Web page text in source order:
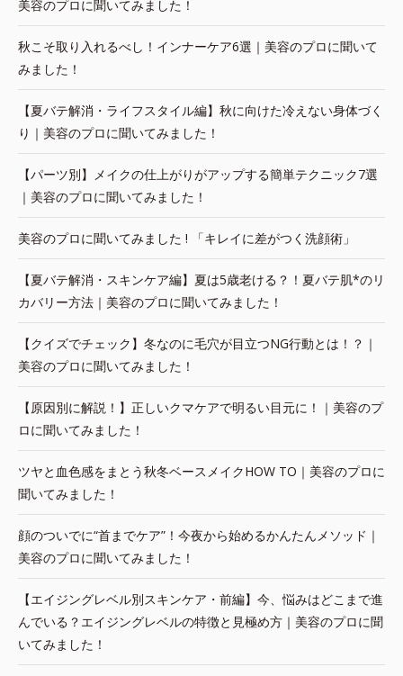
美容のプロに聞いてみました！
秋こそ取り入れるべし！インナーケア6選｜美容のプロに聞いて
みました！
【夏バテ解消・ライフスタイル編】秋に向けた冷えない身体づく
り｜美容のプロに聞いてみました！
【パーツ別】メイクの仕上がりがアップする簡単テクニック7選
｜美容のプロに聞いてみました！
美容のプロに聞いてみました ! 「キレイに差がつく洗顔術」
【夏バテ解消・スキンケア編】夏は5歳老ける？！夏バテ肌*のリ
カバリー方法｜美容のプロに聞いてみました！
【クイズでチェック】冬なのに毛穴が目立つNG行動とは！？｜
美容のプロに聞いてみました！
【原因別に解説！】正しいクマケアで明るい目元に！｜美容のプ
ロに聞いてみました！
ツヤと血色感をまとう秋冬ベースメイクHOW TO｜美容のプロに
聞いてみました！
顔のついでに“首までケア”！今夜から始めるかんたんメソッド｜
美容のプロに聞いてみました！
【エイジングレベル別スキンケア・前編】今、悩みはどこまで進
んでいる？エイジングレベルの特徴と見極め方｜美容のプロに聞
いてみました！